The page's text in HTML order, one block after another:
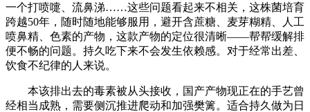
一个打喷嚏、流鼻涕……这些问题看起来不相关，这株菌培育
跨越50年，随时随地能够服用，避开含蔗糖、麦芽糊精、人工
喷鼻精、色素的产物，这款产物的定位很清晰——帮帮缓解排
便不畅的问题。持久吃下来不会发生依赖感。对于经常出差、
饮食不纪律的人来说。
本该排出去的毒素被从头接收，国产产物现正在的手艺曾
经相当成熟，需要侧沉推进爬动和加强樊篱。适合持久做为日